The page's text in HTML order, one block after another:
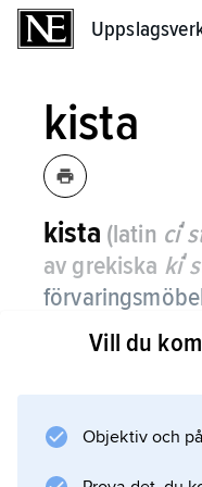
kista
kista (latin
av grekiska
förhistorisk tid.
stockkistan
Vill du
Objektiv och